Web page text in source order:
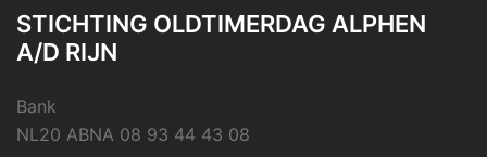
STICHTING OLDTIMERDAG ALPHEN
A/D RIJN
Bank
NL20 ABNA 08 93 44 43 08